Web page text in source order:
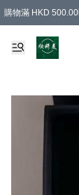
購物滿 HKD